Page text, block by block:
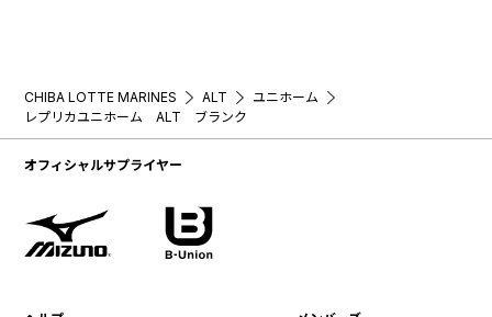
CHIBA LOTTE MARINES ALT
ユニホーム
レプリカユニホーム ALT ブランク
オフィシャルサプライヤー